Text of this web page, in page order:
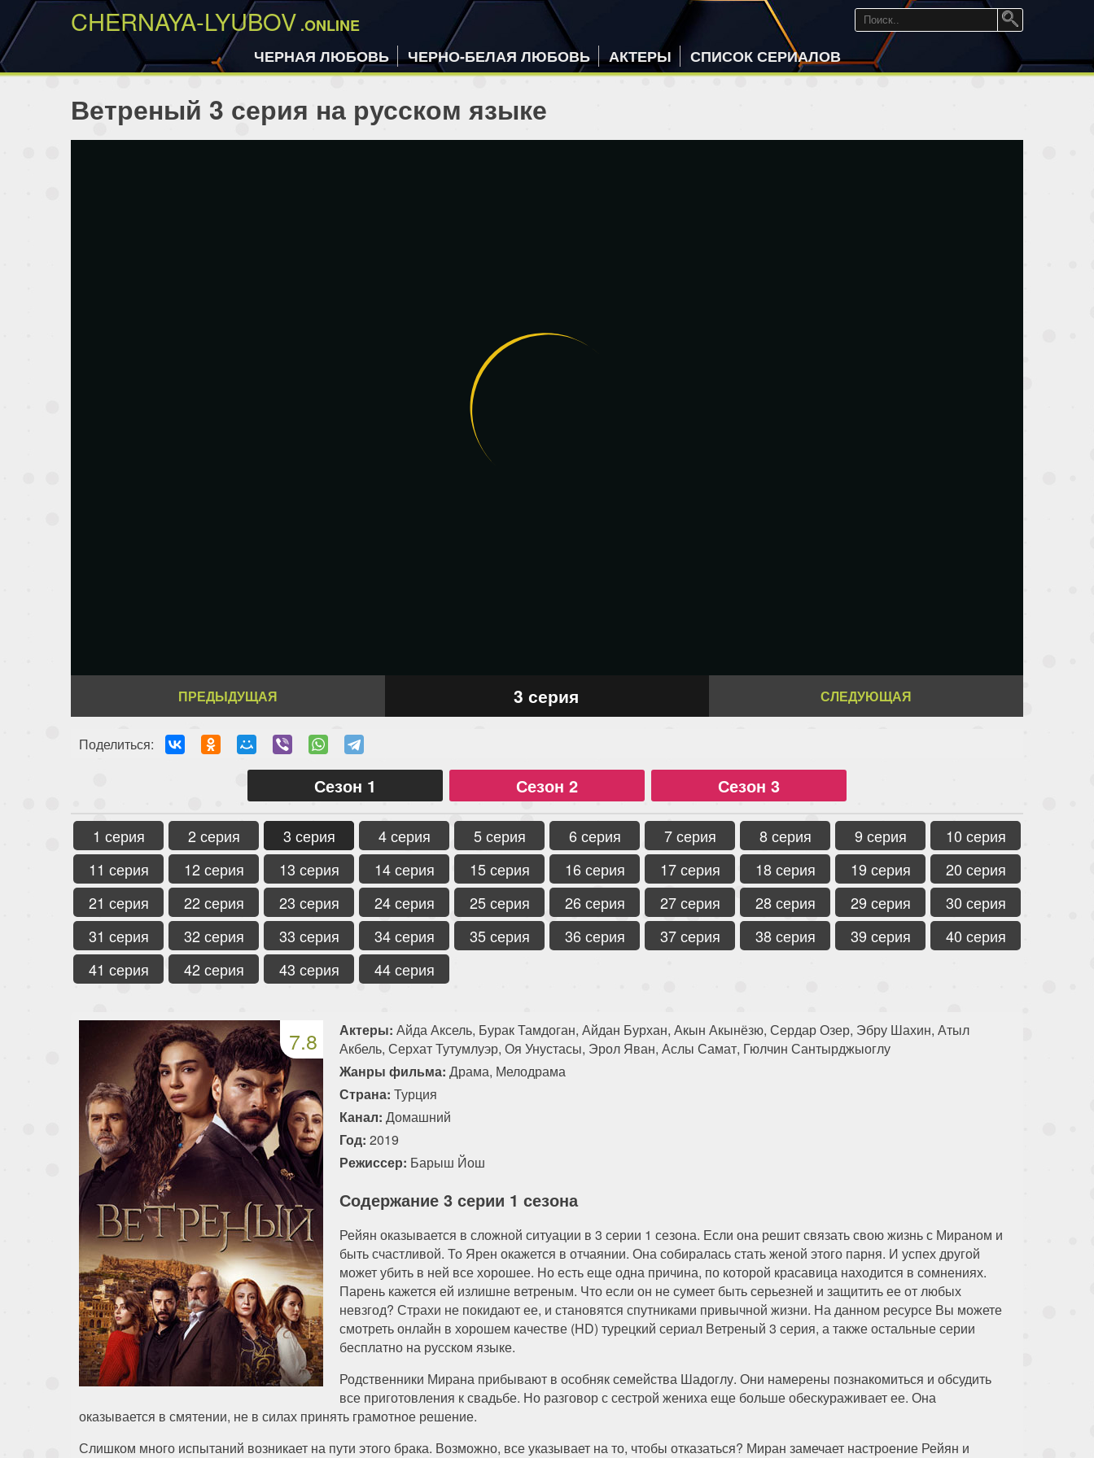
CHERNAYA-LYUBOV .ONLINE
ЧЕРНАЯ ЛЮБОВЬ
ЧЕРНО-БЕЛАЯ ЛЮБОВЬ АКТЕРЫ СПИСОК СЕРИАЛОВ
Ветреный 3 серия на русском языке
ПРЕДЫДУЩАЯ 3 серия СЛЕДУЮЩАЯ
Поделиться:
Сезон 1 Сезон 2 Сезон 3
1 серия 2 серия 3 серия 4 серия 5 серия 6 серия 7 серия 8 серия 9 серия
10 серия
11 серия
12 серия 13 серия 14 серия 15 серия 16 серия 17 серия 18 серия 19 серия
20 серия
21 серия
22 серия 23 серия 24 серия 25 серия 26 серия 27 серия 28 серия 29 серия
30 серия
31 серия
32 серия 33 серия 34 серия 35 серия 36 серия 37 серия 38 серия 39 серия
40 серия
41 серия
42 серия 43 серия 44 серия
7.8 Актеры: Айда Аксель, Бурак Тамдоган, Айдан Бурхан, Акын Акынёзю, Сердар Озер, Эбру Шахин, Атыл
Акбель, Серхат Тутумлуэр, Оя Унустасы, Эрол Яван, Аслы Самат, Гюлчин Сантырджыоглу
Жанры фильма: Драма, Мелодрама
Страна: Турция
Канал: Домашний
Год: 2019
Режиссер: Барыш Йош
Содержание 3 серии 1 сезона
Рейян оказывается в сложной ситуации в 3 серии 1 сезона. Если она решит связать свою жизнь с Мираном и
быть счастливой. То Ярен окажется в отчаянии. Она собиралась стать женой этого парня. И успех другой
может убить в ней все хорошее. Но есть еще одна причина, по которой красавица находится в сомнениях.
Парень кажется ей излишне ветреным. Что если он не сумеет быть серьезней и защитить ее от любых
невзгод? Страхи не покидают ее, и становятся спутниками привычной жизни. На данном ресурсе Вы можете
смотреть онлайн в хорошем качестве (HD) турецкий сериал Ветреный 3 серия, а также остальные серии
бесплатно на русском языке.
Родственники Мирана прибывают в особняк семейства Шадоглу. Они намерены познакомиться и обсудить
все приготовления к свадьбе. Но разговор с сестрой жениха еще больше обескураживает ее. Она
оказывается в смятении, не в силах принять грамотное решение.
Слишком много испытаний возникает на пути этого брака. Возможно, все указывает на то, чтобы отказаться? Миран замечает настроение Рейян и